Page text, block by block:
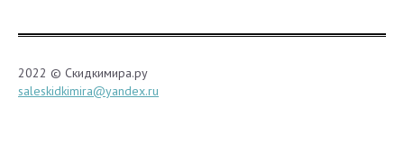
2022 © Скидкимира.ру
saleskidkimira@yandex.ru